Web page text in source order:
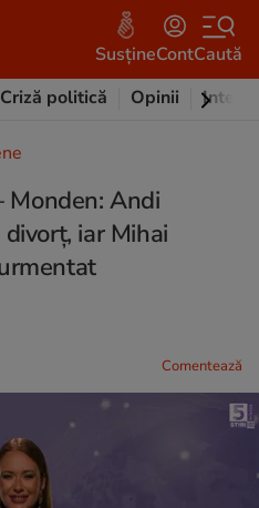
SusțineContCaută
Criză politică Opinii
Monden: Andi
iar Mihai
Comentează